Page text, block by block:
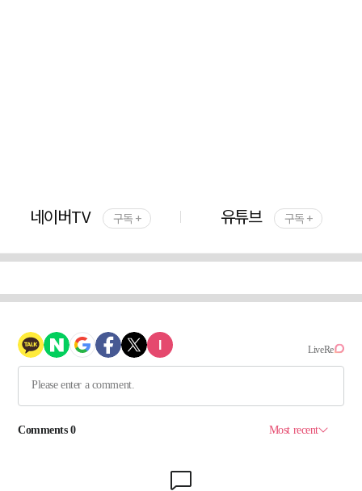
네이버TV 구독 + 유튜브 구독 +